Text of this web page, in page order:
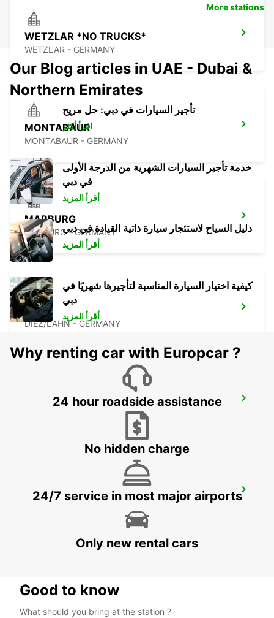
WETZLAR *NO TRUCKS*
WETZLAR - GERMANY
MONTABAUR
MONTABAUR - GERMANY
MARBURG
MARBURG - GERMANY
DIEZ
DIEZ/LAHN - GERMANY
GIESSEN
SANKT AUGUSTIN
More stations
Our Blog articles in UAE - Dubai &
Northern Emirates
تأجير السيارات في دبي: حل مريح
اقرأ أكثر
خدمة تأجير السيارات الشهرية من الدرجة الأولى
في دبي
أقرأ المزيد
دليل السياح لاستئجار سيارة ذاتية القيادة في دبي
أقرأ المزيد
كيفية اختيار السيارة المناسبة لتأجيرها شهريًا في
دبي
أقرأ المزيد
Why renting car with Europcar ?
24 hour roadside assistance
No hidden charge
24/7 service in most major airports
Only new rental cars
Good to know
What should you bring at the station ?